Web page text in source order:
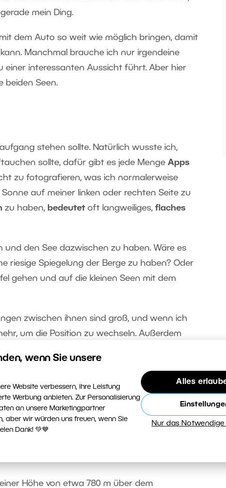
wenn Sie unsere
Website verbessern, ihre Leistung
Werbung anbieten. Zur Personalisierung
an unsere Marketingpartner
aber wir würden uns freuen, wenn Sie
Dank! 💚💙
Alles
Nur das
mein Ding.
dem Auto so weit wie möglich bringen, damit
Manchmal brauche ich nur irgendeine
einer interessanten Aussicht führt. Aber hier
beiden Seen.
stehen sollte. Natürlich wusste ich,
sollte, dafür gibt es jede Menge Apps
zu fotografieren, was ich normalerweise
auf meiner linken oder rechten Seite zu
zu haben, bedeutet oft langweiliges, flaches
den See dazwischen zu haben. Wäre es
riesige Spiegelung der Berge zu haben? Oder
gehen und auf die kleinen Seen mit dem
zwischen ihnen sind groß, und wenn ich
um die Position zu wechseln. Außerdem
in den Bergen herumzuwandern, daher
wie ein gewöhnlicher Tourist
spaziere ein wenig durch die
Höhe von etwa 780 m über dem